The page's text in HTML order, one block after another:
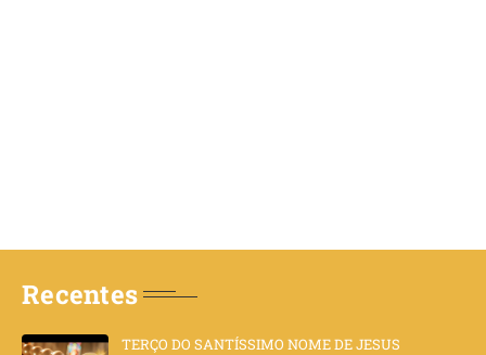
Recentes
TERÇO DO SANTÍSSIMO NOME DE JESUS